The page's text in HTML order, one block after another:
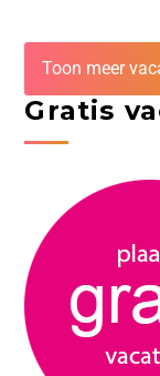
Toon meer
Gratis